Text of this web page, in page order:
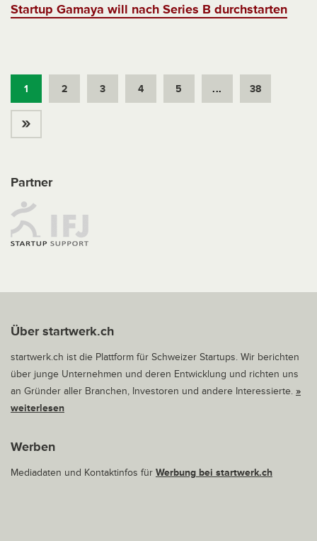
Startup Gamaya will nach Series B durchstarten
1 2 3 4 5 ... 38
»
Partner
Über startwerk.ch
startwerk.ch ist die Plattform für Schweizer Startups. Wir berichten
über junge Unternehmen und deren Entwicklung und richten uns
an Gründer aller Branchen, Investoren und andere Interessierte. »
weiterlesen
Werben
Mediadaten und Kontaktinfos für Werbung bei startwerk.ch